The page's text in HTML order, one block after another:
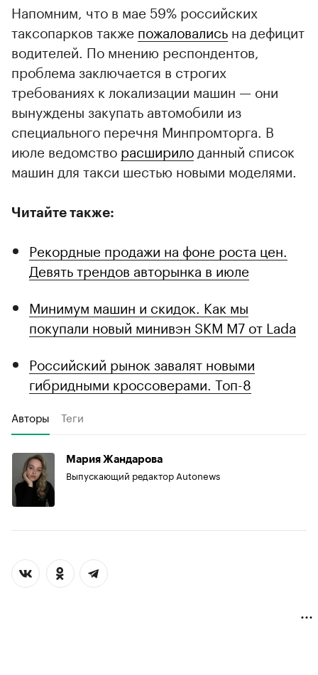
Напомним, что в мае 59% российских
таксопарков также пожаловались на дефицит
водителей. По мнению респондентов,
проблема заключается в строгих
требованиях к локализации машин — они
вынуждены закупать автомобили из
специального перечня Минпромторга. В
июле ведомство расширило данный список
машин для такси шестью новыми моделями.
Читайте также:
Рекордные продажи на фоне роста цен.
Девять трендов авторынка в июле
Минимум машин и скидок. Как мы
покупали новый минивэн SKM M7 от Lada
Российский рынок завалят новыми
гибридными кроссоверами. Топ-8
Авторы Теги
Мария Жандарова
Выпускающий редактор Autonews